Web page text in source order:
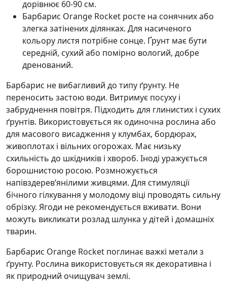
дорівнює 60-90 см.
Барбарис Orange Rocket росте на сонячних або
злегка затінених ділянках. Для насиченого
кольору листя потрібне сонце. Ґрунт має бути
середній, сухий або помірно вологий, добре
дренований.
Барбарис не вибагливий до типу ґрунту. Не
переносить застою води. Витримує посуху і
забруднення повітря. Підходить для глинистих і сухих
ґрунтів. Використовується як одиночна рослина або
для масового висадження у клумбах, бордюрах,
живоплотах і вільних огорожах. Має низьку
схильність до шкідників і хвороб. Іноді уражується
борошнистою росою. Розмножується
напівздерев’янілими живцями. Для стимуляції
бічного гілкування у молодому віці проводять сильну
обрізку. Ягоди не рекомендується вживати. Вони
можуть викликати розлад шлунка у дітей і домашніх
тварин.
Барбарис Orange Rocket поглинає важкі метали з
ґрунту. Рослина використовується як декоративна і
як природний очищувач землі.